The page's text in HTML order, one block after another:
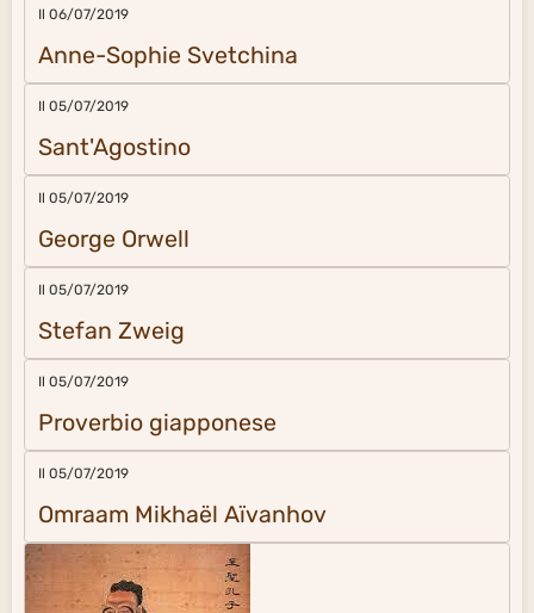
Il 06/07/2019
Anne-Sophie Svetchina
Il 05/07/2019
Sant'Agostino
Il 05/07/2019
George Orwell
Il 05/07/2019
Stefan Zweig
Il 05/07/2019
Proverbio giapponese
Il 05/07/2019
Omraam Mikhaël Aïvanhov